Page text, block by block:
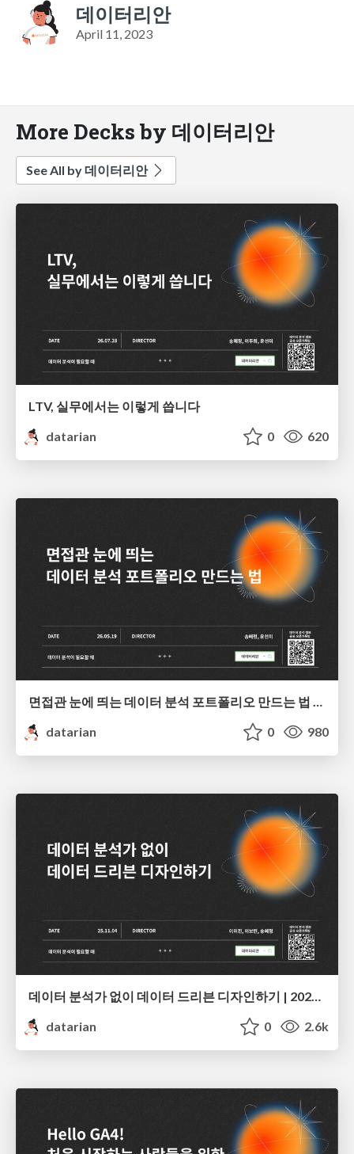
데이터리안
April 11, 2023
More Decks by 데이터리안
See All by 데이터리안
LTV, 실무에서는 이렇게 씁니다
datarian
0 620
datarian
0 980
데이터 분석가 없이 데이터 드리븐 디자인하기 | 2025년 11월 세미나
datarian
0 2.6k